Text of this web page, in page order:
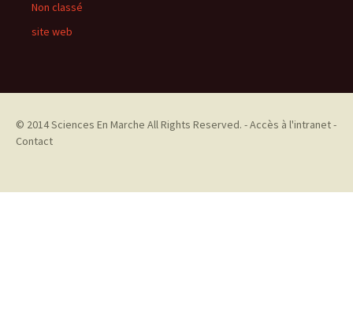
Non classé
site web
© 2014Sciences En Marche All Rights Reserved. -Accès à l'intranet-
Contact